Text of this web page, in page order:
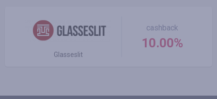
Glasseslit
cashback
10.00%